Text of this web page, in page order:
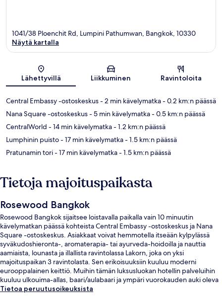
Kartta
1041/38 Ploenchit Rd, Lumpini Pathumwan, Bangkok, 10330
Näytä kartalla
Lähettyvillä Liikkuminen Ravintoloita
Central Embassy -ostoskeskus- 2 min kävelymatka- 0.2 km:n päässä
Nana Square -ostoskeskus- 5 min kävelymatka- 0.5 km:n päässä
CentralWorld - 14 min kävelymatka- 1.2 km:n päässä
Lumphinin puisto- 17 min kävelymatka- 1.5 km:n päässä
Pratunamin tori- 17 min kävelymatka- 1.5 km:n päässä
Tietoja majoituspaikasta
Rosewood Bangkok
Rosewood Bangkok sijaitsee loistavalla paikalla vain 10 minuutin
kävelymatkan päässä kohteista Central Embassy -ostoskeskus ja Nana
Square -ostoskeskus. Asiakkaat voivat hemmotella itseään kylpylässä
syväkudoshieronta-, aromaterapia- tai ayurveda-hoidoilla ja nauttia
aamiaista, lounasta ja illallista ravintolassa Lakorn, joka on yksi
majoituspaikan 3 ravintolasta. Sen erikoisuuksiin kuuluu moderni
eurooppalainen keittiö. Muihin tämän luksusluokan hotellin palveluihin
kuuluu ulkouima-allas, baari/aulabaari ja ympäri vuorokauden auki oleva
kuntokeskus. Matkailijat pitävät majoituspaikan avuliaasta
Tietoa peruutusoikeuksista